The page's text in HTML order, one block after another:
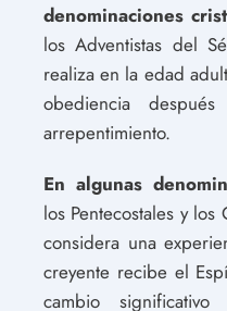
denominaciones
los Adventistas del
realiza en la edad
obediencia
arrepentimiento.
En algunas
los Pentecostales y
considera una
creyente recibe el
cambio